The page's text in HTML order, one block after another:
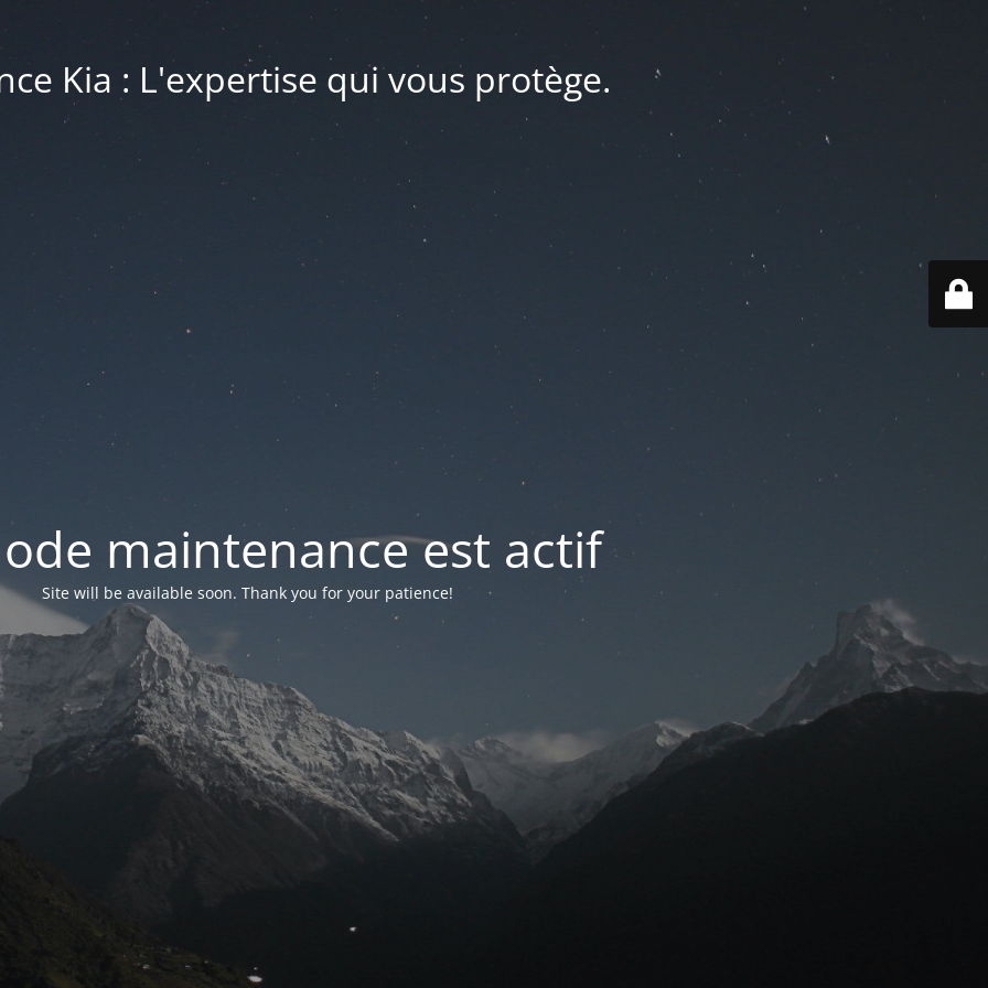
Kia : L'expertise qui vous protège.
maintenance est actif
Site will be available soon. Thank you for your patience!